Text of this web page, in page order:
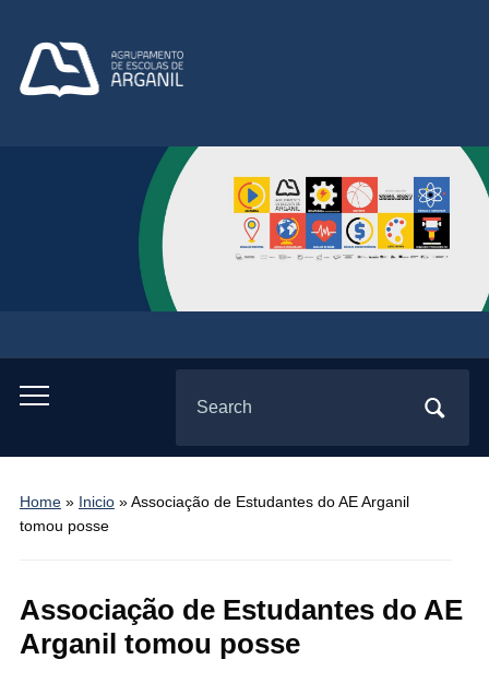
Toggle
menu
for:
Home» Inicio»Associação de Estudantes do AE Arganil
tomou posse
Associação de Estudantes do AE
Arganil tomou posse